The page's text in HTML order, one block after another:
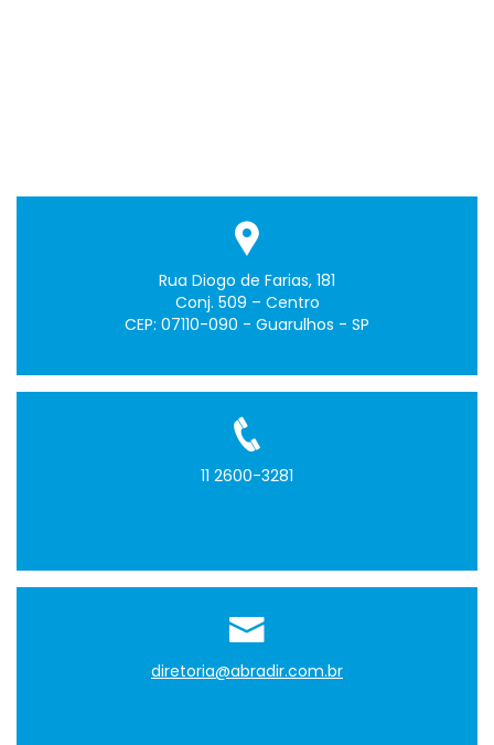
Rua Diogo de Farias, 181
Conj. 509 – Centro
CEP: 07110-090 - Guarulhos - SP
11 2600-3281
diretoria@abradir.com.br